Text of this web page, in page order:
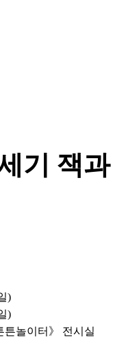
기 잭
)
)
튼놀이터》 전시실